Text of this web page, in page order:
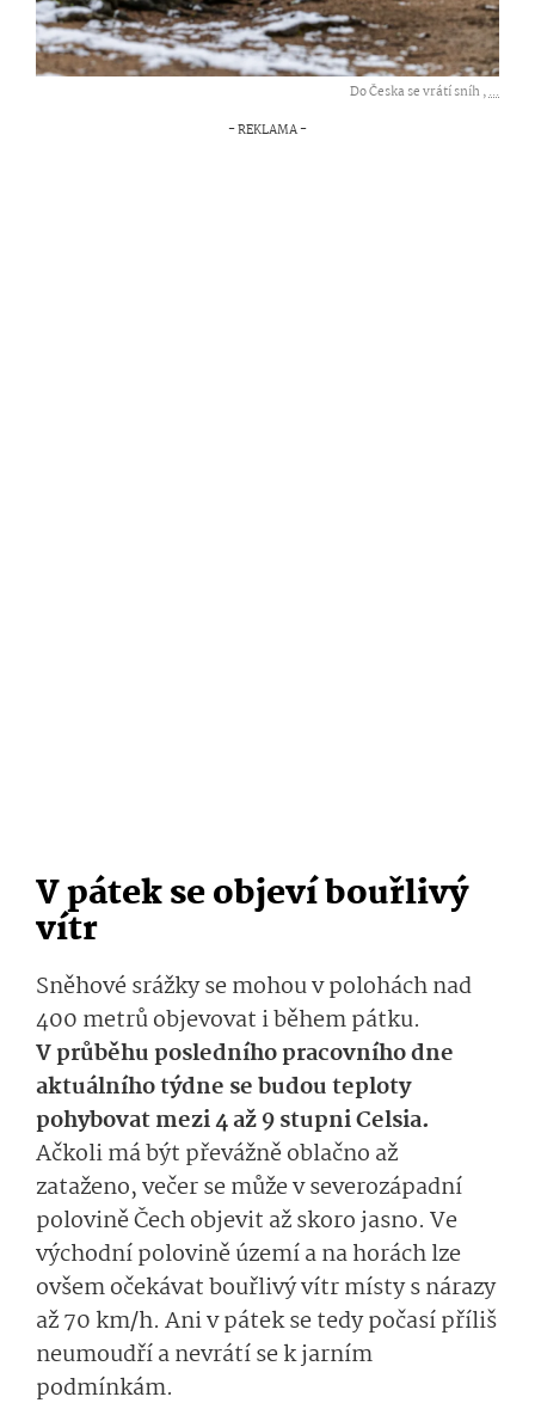
Do Česka se vrátí sníh ,...
V pátek se objeví bouřlivý
vítr
Sněhové srážky se mohou v polohách nad
400 metrů objevovat i během pátku.
V průběhu posledního pracovního dne
aktuálního týdne se budou teploty
pohybovat mezi 4 až 9 stupni Celsia.
Ačkoli má být převážně oblačno až
zataženo, večer se může v severozápadní
polovině Čech objevit až skoro jasno. Ve
východní polovině území a na horách lze
ovšem očekávat bouřlivý vítr místy s nárazy
až 70 km/h. Ani v pátek se tedy počasí příliš
neumoudří a nevrátí se k jarním
podmínkám.